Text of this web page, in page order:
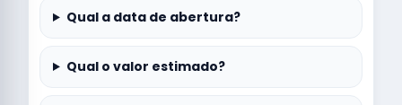
Qual a data de abertura?
Qual o valor estimado?